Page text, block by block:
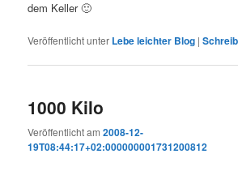
dem Keller 🙂
Veröffentlicht unter Lebe leichter Blog |
1000 Kilo
Veröffentlicht am2008-12-
19T08:44:17+02:000000001731200812